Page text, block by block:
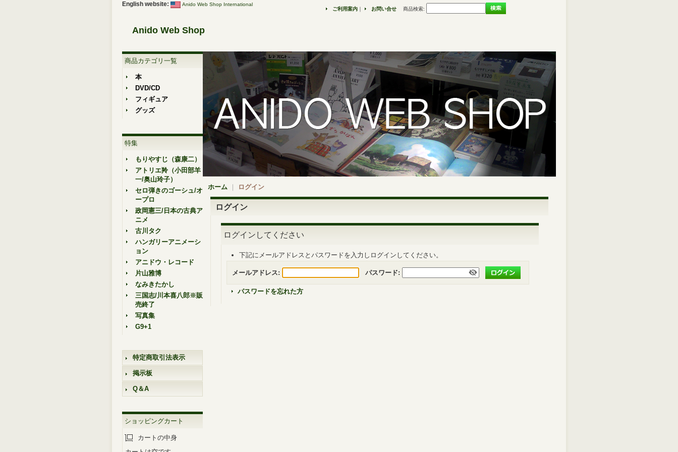
English website: Anido Web Shop International
Anido Web Shop
ご利用案内 ｜ お問い合せ 商品検索:
商品カテゴリ一覧
本
DVD/CD
フィギュア
グッズ
特集
もりやすじ（森康二）
アトリエ羚（小田部羊
一/奥山玲子）
セロ弾きのゴーシュ/オ
ープロ
政岡憲三/日本の古典ア
ニメ
古川タク
ハンガリーアニメーシ
ョン
アニドウ・レコード
片山雅博
なみきたかし
三国志/川本喜八郎※販
売終了
写真集
G9+1
特定商取引法表示
掲示板
Q＆A
ショッピングカート
カートの中身
ホーム ログイン
ログイン
ログインしてください
下記にメールアドレスとパスワードを入力しログインしてください。
メールアドレス: パスワード:
パスワードを忘れた方